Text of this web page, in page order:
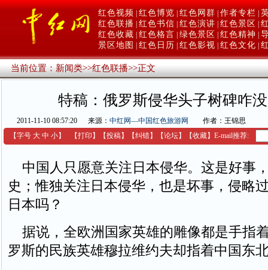
红色视频 红色博览 红色网群 作者专栏
红色联播 红色书信 红色演讲 红色景区
红色收藏 红色格言 绿色景区 红色精神
景区地图
红色日历 红色影视 红色文化
当前位置：新闻类>>红色联播>>正文
特稿：俄罗斯侵华头子树碑咋
2011-11-10 08:57:20 来源： 中红网—中国红色旅游网
作者：王锦思
【字号 大 中 小】 【打印 】 【投稿】 【纠错】 【论坛】 【收藏】 E-mail推荐:
中国人只愿意关注日本侵华。这是好事
史；惟独关注日本侵华，也是坏事，侵略
日本吗？
据说，全欧洲国家英雄的雕像都是手指
罗斯的民族英雄穆拉维约夫却指着中国东